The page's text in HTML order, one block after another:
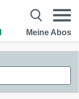
Meine Abos